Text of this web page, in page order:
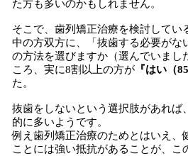
た方も多いのかもしれません。
そこで、歯列矯正治療を検討してい
中の方双方に、「抜歯する必要がな
の方法を選びますか（選んでいまし
ころ、実に8割以上の方が 『はい（
た。
抜歯をしないという選択肢があれば
的に多いようです。
例え歯列矯正治療のためとはいえ、
ことには強い抵抗があることが、こ